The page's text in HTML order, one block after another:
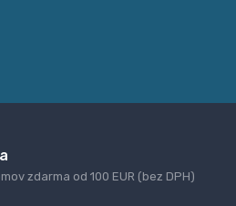
zdarma od 100 EUR (bez DPH)